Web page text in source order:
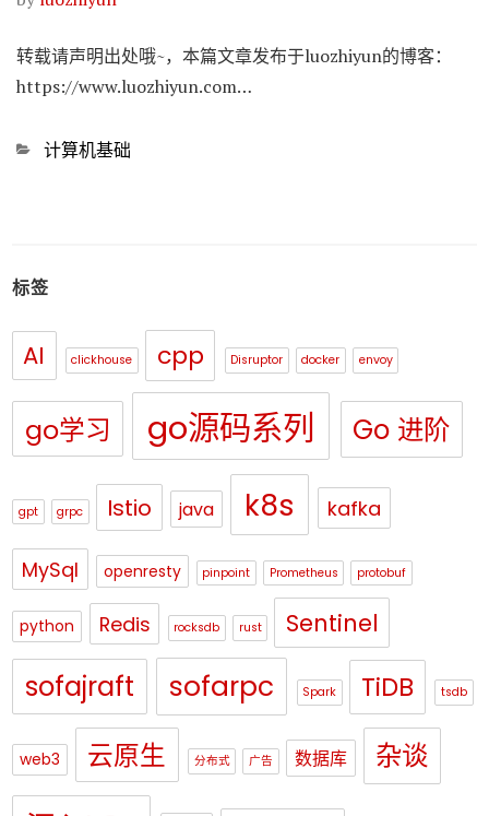
转载请声明出处哦~，本篇文章发布于luozhiyun的博客：
https://www.luozhiyun.com…
Categories
计算机基础
标签
AI clickhouse cpp Disruptor docker envoy
go学习 go源码系列 Go 进阶
gpt grpc Istio java k8s kafka
MySql openresty pinpoint Prometheus protobuf
python Redis rocksdb rust Sentinel
sofajraft sofarpc Spark TiDB tsdb
web3 云原生 分布式 广告 数据库 杂谈